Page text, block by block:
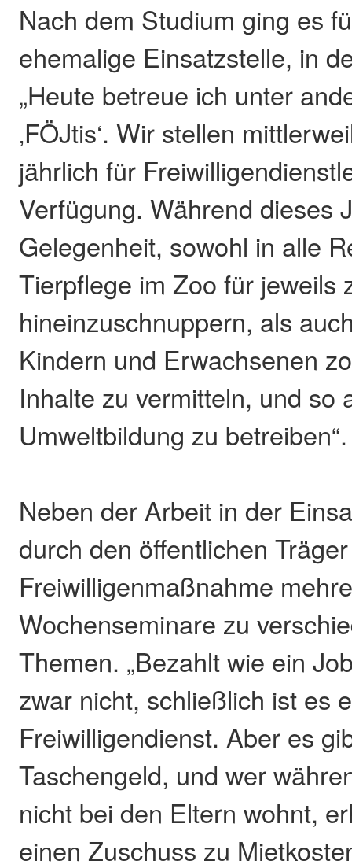
Nach dem Studium ging es
ehemalige Einsatzstelle, in
„Heute betreue ich unter
‚FÖJtis‘. Wir stellen
jährlich für
Verfügung. Während dieses
Gelegenheit, sowohl in alle
Tierpflege im Zoo für jeweils
hineinzuschnuppern, als
Kindern und Erwachsenen
Inhalte zu vermitteln, und so
Umweltbildung zu betreiben“.
Neben der Arbeit in der
durch den öffentlichen
Freiwilligenmaßnahme
Wochenseminare zu
Themen. „Bezahlt wie ein
zwar nicht, schließlich ist es
Freiwilligendienst. Aber es
Taschengeld, und wer
nicht bei den Eltern wohnt,
einen Zuschuss zu